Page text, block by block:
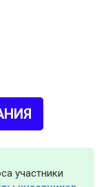
участники